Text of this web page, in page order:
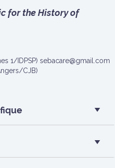
for the History of
1/IDPSP) sebacare@gmail.com
CJB)